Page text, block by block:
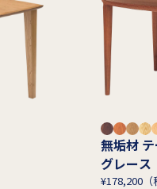
無垢材
グレース
¥178,200（